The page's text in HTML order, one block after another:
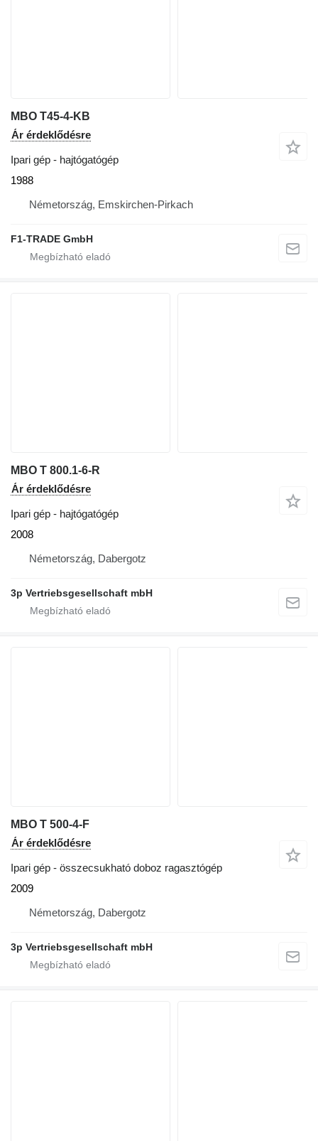
MBO T45-4-KB
Ár érdeklődésre
Ipari gép - hajtógatógép
1988
Németország, Emskirchen-Pirkach
F1-TRADE GmbH
MBO T 800.1-6-R
Ár érdeklődésre
Ipari gép - hajtógatógép
2008
Németország, Dabergotz
3p Vertriebsgesellschaft mbH
MBO T 500-4-F
Ár érdeklődésre
Ipari gép - összecsukható doboz ragasztógép
2009
Németország, Dabergotz
3p Vertriebsgesellschaft mbH